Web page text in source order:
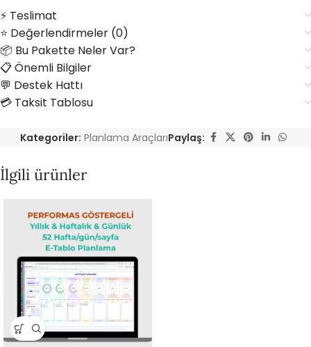
dolayı yasal yaptırımları vardır.
Dijital ürünlerde iade kabul edilmez
⚡ Teslimat
⭐ Değerlendirmeler (0)
📦 Bu Pakette Neler Var?
📋 Önemli Bilgiler
💬 Destek Hattı
💳 Taksit Tablosu
Kategoriler: Planlama AraçlarıPaylaş:
İlgili ürünler